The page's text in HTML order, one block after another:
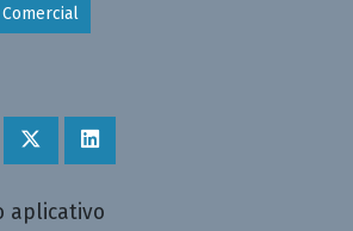
aplicativo